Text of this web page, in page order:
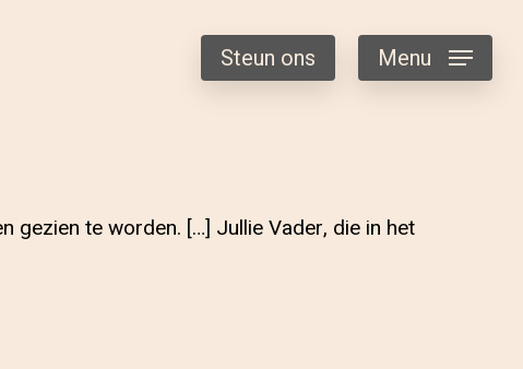
Steun ons Menu
gezien te worden. […] Jullie Vader, die in het